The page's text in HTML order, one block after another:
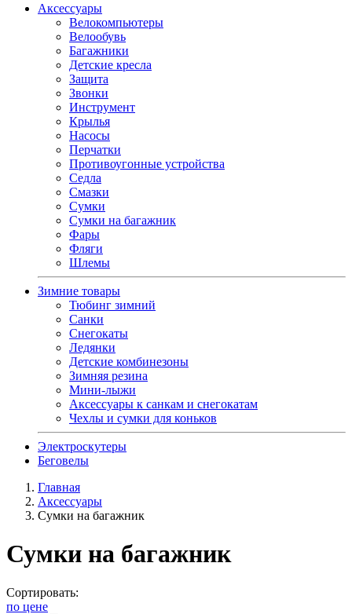
Аксессуары
Велокомпьютеры
Велообувь
Багажники
Детские кресла
Защита
Звонки
Инструмент
Крылья
Насосы
Перчатки
Противоугонные устройства
Седла
Смазки
Сумки
Сумки на багажник
Фары
Фляги
Шлемы
Зимние товары
Тюбинг зимний
Санки
Снегокаты
Ледянки
Детские комбинезоны
Зимняя резина
Мини-лыжи
Аксессуары к санкам и снегокатам
Чехлы и сумки для коньков
Электроскутеры
Беговелы
Главная
Аксессуары
Сумки на багажник
Сумки на багажник
Сортировать:
по цене